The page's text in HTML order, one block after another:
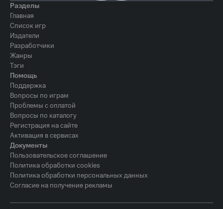
Разделы
Главная
Список игр
Издатели
Разработчики
Жанры
Тэги
Помощь
Поддержка
Вопросы по играм
Проблемы с оплатой
Вопросы по каталогу
Регистрация на сайте
Активация в сервисах
Документы
Пользовательское соглашение
Политика обработки cookies
Политика обработки персональных данных
Согласие на получение рекламы